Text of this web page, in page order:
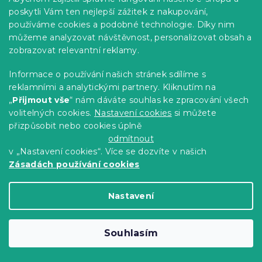
poskytli Vám ten nejlepší zážitek z nakupování,
používáme cookies a podobné technologie. Díky nim
můžeme analyzovat návštěvnost, personalizovat obsah a
zobrazovat relevantní reklamy.
Informace o používání našich stránek sdílíme s
reklamními a analytickými partnery. Kliknutím na
„Přijmout vše“ nám dáváte souhlas ke zpracování všech
volitelných cookies. Nastavení cookies si můžete
přizpůsobit nebo cookies úplně
odmítnout
v „Nastavení cookies“. Více se dozvíte v našich
Zásadách používání cookies
Nastavení
Souhlasím
-15 % s kódem:
MINUS15